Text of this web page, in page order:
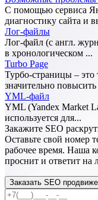
С помощью сервиса
диагностику сайта и
Лог-файлы
Лог-файл (с англ.
в хронологическом ...
Turbo Page
Турбо-страницы – это
значительно повысить
YML-файл
YML (Yandex Market
используется для...
Закажите SEO
Оставьте свой номер
рабочее время. Наша
проснит и ответит
Заказать SEO